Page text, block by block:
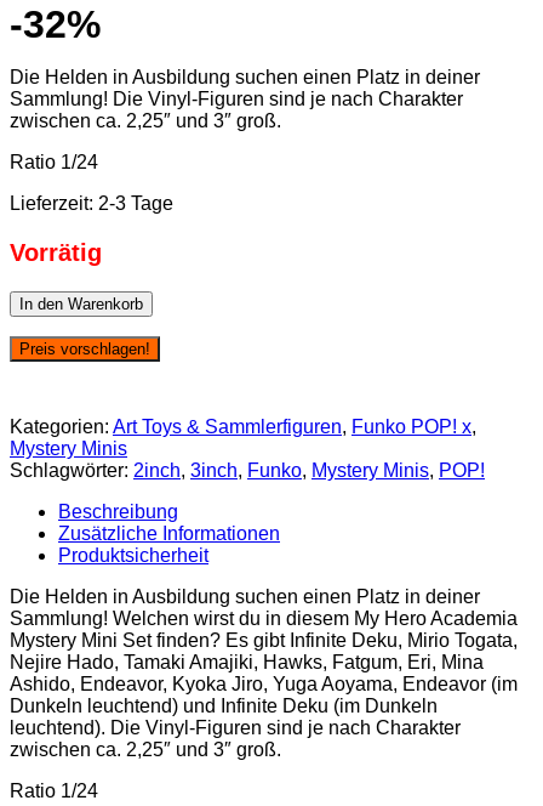
-32%
Die Helden in Ausbildung suchen einen Platz in deiner
Sammlung! Die Vinyl-Figuren sind je nach Charakter
zwischen ca. 2,25″ und 3″ groß.
Ratio 1/24
Lieferzeit: 2-3 Tage
Vorrätig
Funko
Mystery
Minis:
My
S9
(Battle
Ready
Endeavor
Menge
In den Warenkorb
Preis vorschlagen!
Kategorien: Art Toys & Sammlerfiguren, Funko POP! x,
Mystery Minis
Schlagwörter: 2inch, 3inch, Funko, Mystery Minis, POP!
Beschreibung
Zusätzliche Informationen
Produktsicherheit
Die Helden in Ausbildung suchen einen Platz in deiner
Sammlung! Welchen wirst du in diesem My Hero Academia
Mystery Mini Set finden? Es gibt Infinite Deku, Mirio Togata,
Nejire Hado, Tamaki Amajiki, Hawks, Fatgum, Eri, Mina
Ashido, Endeavor, Kyoka Jiro, Yuga Aoyama, Endeavor (im
Dunkeln leuchtend) und Infinite Deku (im Dunkeln
leuchtend). Die Vinyl-Figuren sind je nach Charakter
zwischen ca. 2,25″ und 3″ groß.
Ratio 1/24